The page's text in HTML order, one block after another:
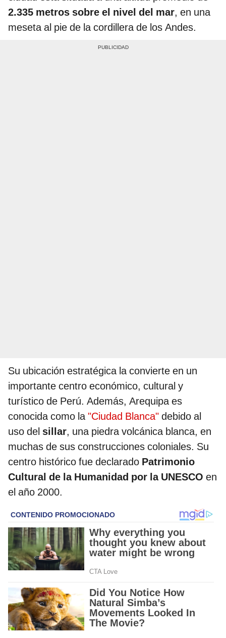
2.335 metros sobre el nivel del mar, en una
meseta al pie de la cordillera de los Andes.
Su ubicación estratégica la convierte en un
importante centro económico, cultural y
turístico de Perú. Además, Arequipa es
conocida como la "Ciudad Blanca" debido al
uso del sillar, una piedra volcánica blanca, en
muchas de sus construcciones coloniales. Su
centro histórico fue declarado Patrimonio
Cultural de la Humanidad por la UNESCO en
el año 2000.